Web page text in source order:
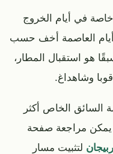
في أيام الخروج
أيام العاصمة أخف حسب
هو استقبال المطار،
قوبا وشاهداغ.
السائق الخاص أكثر
مراجعة صفحة
لتثبيت مسار